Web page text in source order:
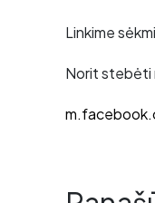
Linkime
Norit stebėti